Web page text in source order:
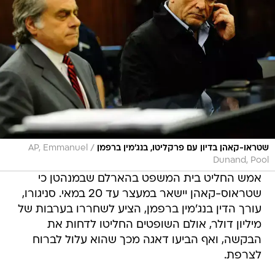
שטראו-קאהן בדיון עם פרקליטו, בנג'מין ברפמן /
AP, Emmanuel
Dunand, Pool
אמש החליט בית המשפט בהארלם שבמנהטן כי
שטראוס-קאהן יישאר במעצר עד 20 במאי. סניגורו,
עורך הדין בנג'מין ברפמן, הציע לשחררו בערבות של
מיליון דולר, אולם השופטים החליטו לדחות את
הבקשה, ואף הביעו דאגה מכך שהוא עלול לברוח
לצרפת.